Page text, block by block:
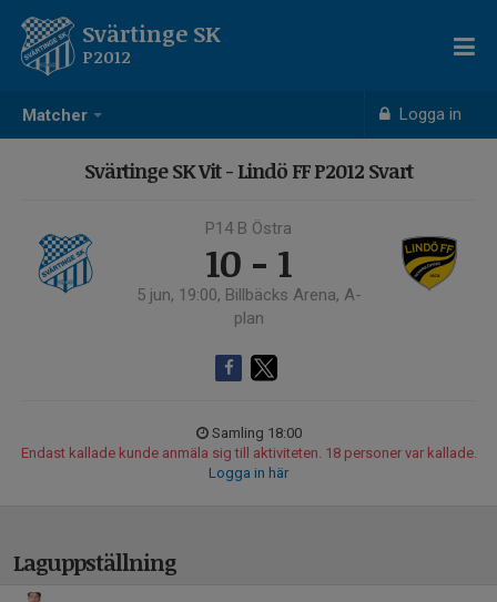
Matcher Logga in
Svärtinge SK
P2012
Svärtinge SK Vit - Lindö FF P2012 Svart
P14 B Östra
10 - 1
5 jun, 19:00, Billbäcks Arena, A-
plan
Samling 18:00
Endast kallade kunde anmäla sig till aktiviteten. 18 personer var kallade.
Logga in här
Laguppställning